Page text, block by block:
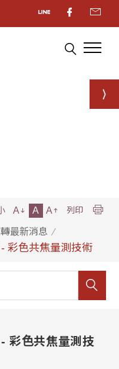
最新消息
彩色共焦量測技術
A A A 列印
彩色共焦量測技